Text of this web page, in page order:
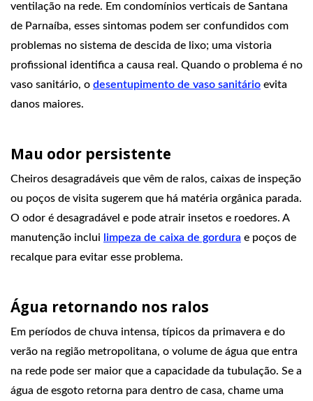
ventilação na rede. Em condomínios verticais de Santana
de Parnaíba, esses sintomas podem ser confundidos com
problemas no sistema de descida de lixo; uma vistoria
profissional identifica a causa real. Quando o problema é no
vaso sanitário, o desentupimento de vaso sanitário evita
danos maiores.
Mau odor persistente
Cheiros desagradáveis que vêm de ralos, caixas de inspeção
ou poços de visita sugerem que há matéria orgânica parada.
O odor é desagradável e pode atrair insetos e roedores. A
manutenção inclui
limpeza de caixa de gordura e poços de
recalque para evitar esse problema.
Água retornando nos ralos
Em períodos de chuva intensa, típicos da primavera e do
verão na região metropolitana, o volume de água que entra
na rede pode ser maior que a capacidade da tubulação. Se a
água de esgoto retorna para dentro de casa, chame uma